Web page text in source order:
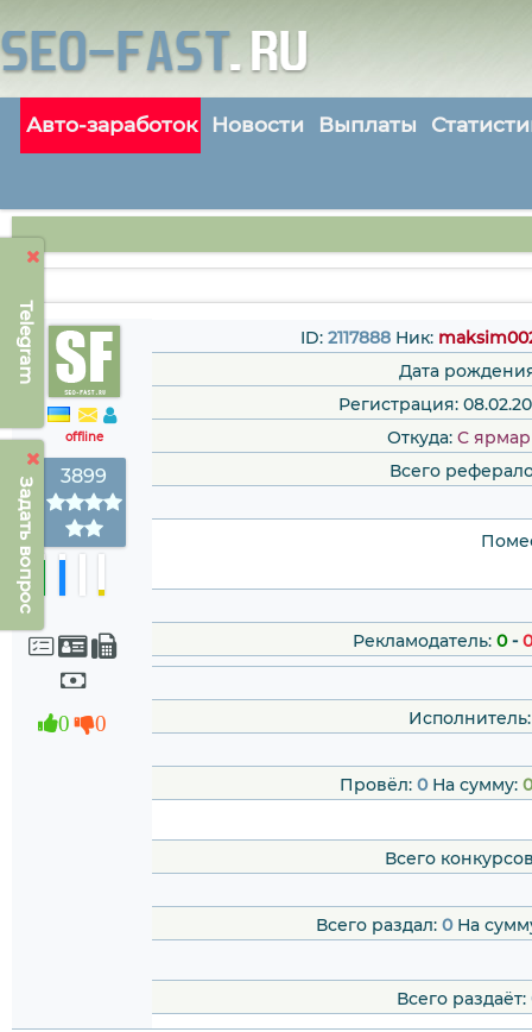
Telegram
Задать вопрос
Авто-заработок Новости Выплаты
offline
3899
0 0
ID: 2117888 Ник:
Дата
Регистрация:
Откуда: C
Всего
Рекламодатель: 0-0
Исполнитель:
Провёл: 0На сумму:
Всего
Всего раздал: 0На
Всего раздаёт: